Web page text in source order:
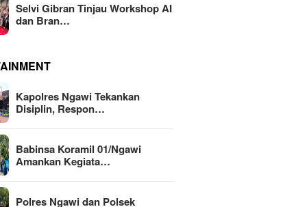
Selvi Gibran Tinjau Workshop AI
dan Bran…
Kapolres Ngawi Tekankan
Disiplin, Respon…
Babinsa Koramil 01/Ngawi
Amankan Kegiata…
Polres Ngawi dan Polsek